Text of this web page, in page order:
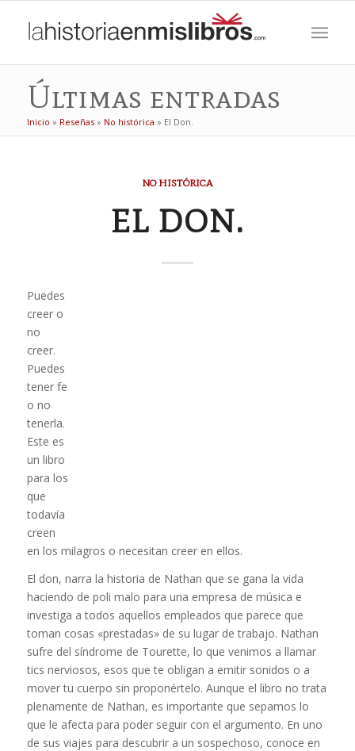
Últimas entradas
Inicio » Reseñas» No histórica » El Don.
NO HISTÓRICA
EL DON.
Puedes
creer o
no
creer.
Puedes
tener fe
o no
tenerla.
Este es
un libro
para los
que
todavía
creen
en los milagros o necesitan creer en ellos.
El don, narra la historia de Nathan que se gana la vida
haciendo de poli malo para una empresa de música e
investiga a todos aquellos empleados que parece que
toman cosas «prestadas» de su lugar de trabajo. Nathan
sufre del síndrome de Tourette, lo que venimos a llamar
tics nerviosos, esos que te obligan a emitir sonidos o a
mover tu cuerpo sin proponértelo. Aunque el libro no trata
plenamente de Nathan, es importante que sepamos lo
que le afecta para poder seguir con el argumento. En uno
de sus viajes para descubrir a un sospechoso, conoce en